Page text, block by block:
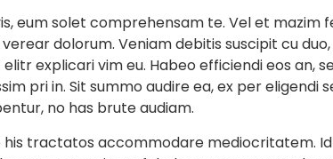
eum solet comprehensam te. Vel et mazim
dolorum. Veniam debitis suscipit cu duo,
explicari vim eu. Habeo efficiendi eos an,
pri in. Sit summo audire ea, ex per eligendi
no has brute audiam.
his tractatos accommodare mediocritatem.